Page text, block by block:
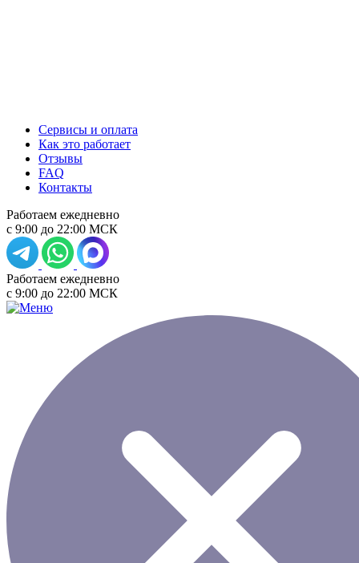
Сервисы и оплата
Как это работает
Отзывы
FAQ
Контакты
Работаем ежедневно
с 9:00 до 22:00 МСК
Работаем ежедневно
с 9:00 до 22:00 МСК